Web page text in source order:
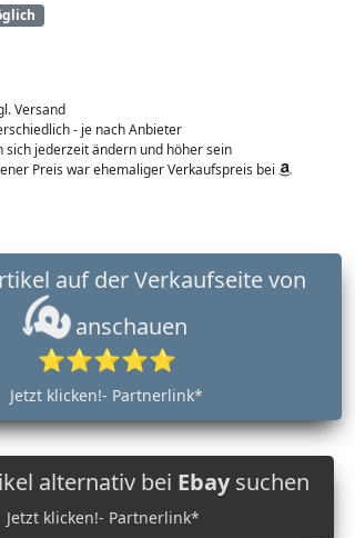
Versand
- je nach Anbieter
sich jederzeit ändern und höher sein
Preis war ehemaliger Verkaufspreis bei
anschauen
⭐⭐⭐⭐⭐
Jetzt klicken!- Partnerlink*
alternativ bei Ebaysuchen
Jetzt klicken!- Partnerlink*